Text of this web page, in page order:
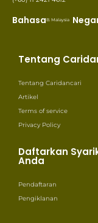
BahasaB. Malaysia
Tentang
Tentang Caridancari
Artikel
Terms of service
Privacy Policy
Daftarkan
Anda
Pendaftaran
Pengiklanan